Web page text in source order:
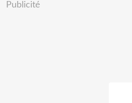
Publicité